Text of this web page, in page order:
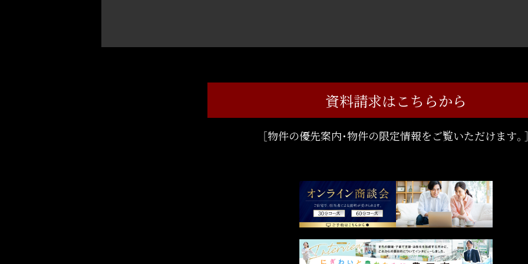
資料請求はこちらから
［物件の優先案内・物件の限定情報をご覧いただけます。